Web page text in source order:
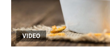
VIDEO